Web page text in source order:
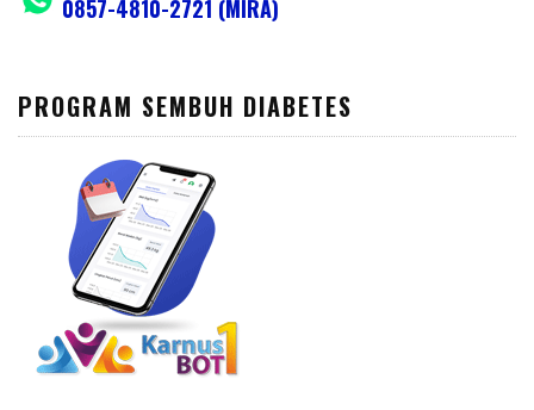
0857-4810-2721 (MIRA)
PROGRAM SEMBUH DIABETES